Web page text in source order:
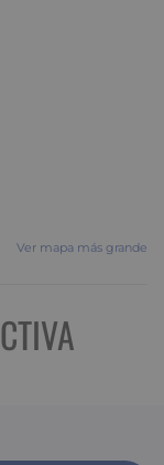
Ver mapa más grande